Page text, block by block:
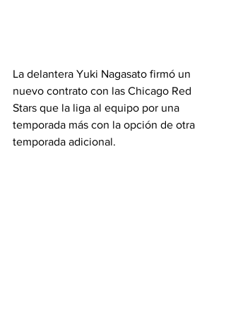
La delantera Yuki Nagasato firmó un
nuevo contrato con las Chicago Red
Stars que la liga al equipo por una
temporada más con la opción de otra
temporada adicional.